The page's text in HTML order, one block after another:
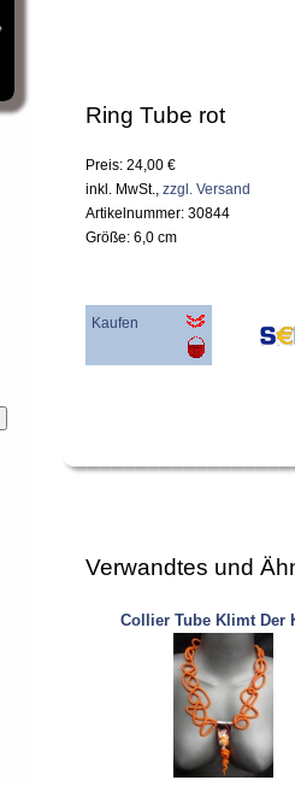
Ring Tube rot
Preis: 24,00 €
inkl. MwSt., zzgl. Versand
Artikelnummer: 30844
Größe: 6,0 cm
Kaufen
Verwandtes und
Collier Tube Klimt Der